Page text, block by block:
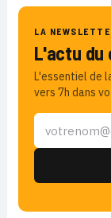
LA
L'actu du
L'essentiel de
vers 7h dans